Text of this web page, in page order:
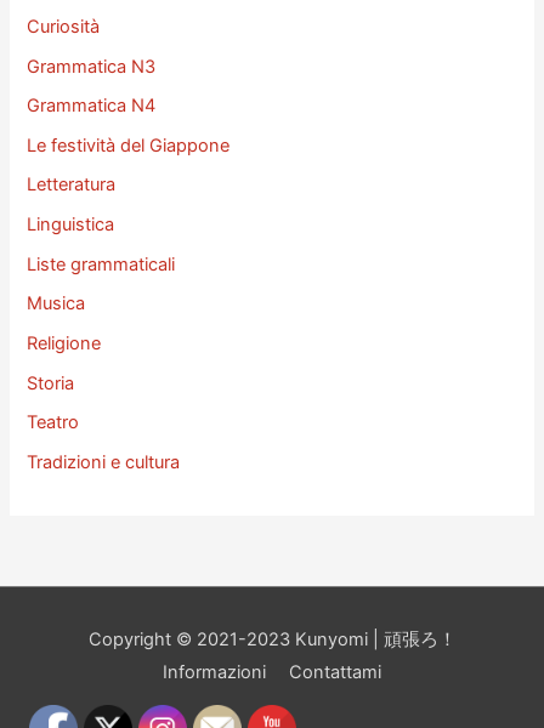
Curiosità
Grammatica N3
Grammatica N4
Le festività del Giappone
Letteratura
Linguistica
Liste grammaticali
Musica
Religione
Storia
Teatro
Tradizioni e cultura
Copyright © 2021-2023 Kunyomi | 頑張ろ！
Informazioni
Contattami